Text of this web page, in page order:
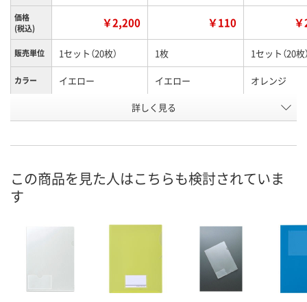
価格
(税込)
￥2,200 ￥110
販売単位 1セット（20枚） 1枚 1セット（20枚
カラー イエロー イエロー オレンジ
HN47009 KW16080
8月8日（土）
カ
詳しく見る
この商品を見た人はこちらも検討されていま
す